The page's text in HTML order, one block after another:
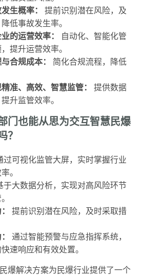
生概率：
提前识别潜在风险，及
低事故发生率。
的运营效率：
自动化、智能化管
提升运营效率。
合规成本：
简化合规流程，降低
准、高效、智慧监管：
提供数据
升监管效率。
门也能从思为交互智慧民爆
？
过可视化监管大屏，实时掌握行业
。
于大数据分析，实现对高风险环节
提前识别潜在风险，及时采取措
通过智能预警与应急指挥系统，
速响应和有效处置。
爆解决方案为民爆行业提供了一个